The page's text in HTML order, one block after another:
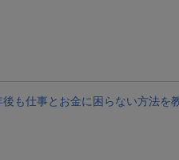
も仕事とお金に困らない方法を